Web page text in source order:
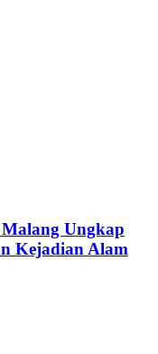
Ungkap
Kejadian Alam